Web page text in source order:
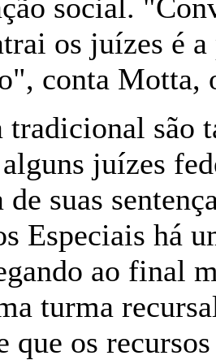
social.
os juízes é
conta Motta,
tradicional são
juízes
de suas
Especiais há
ao final
turma
que os